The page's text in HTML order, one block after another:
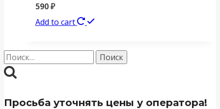
590₽
Add to cart
Найти:
Просьба уточнять цены у оператора!